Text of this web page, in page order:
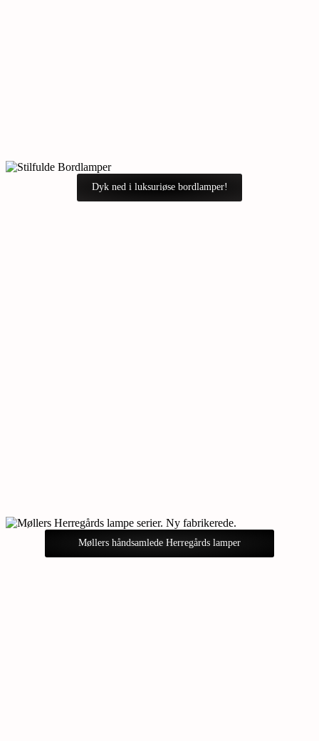
Dyk ned i luksuriøse bordlamper!
Møllers håndsamlede Herregårds lamper